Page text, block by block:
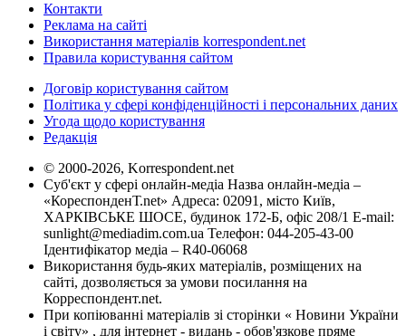
Контакти
Реклама на сайті
Використання матеріалів korrespondent.net
Правила користування сайтом
Договір користування сайтом
Політика у сфері конфіденційності і персональних даних
Угода щодо користування
Редакція
© 2000-2026, Korrespondent.net
Суб'єкт у сфері онлайн-медіа Назва онлайн-медіа –
«КореспонденТ.net» Адреса: 02091, місто Київ,
ХАРКІВСЬКЕ ШОСЕ, будинок 172-Б, офіс 208/1 E-mail:
sunlight@mediadim.com.ua Телефон: 044-205-43-00
Ідентифікатор медіа – R40-06068
Використання будь-яких матеріалів, розміщених на
сайті, дозволяється за умови посилання на
Корреспондент.net.
При копіюванні матеріалів зі сторінки « Новини України
і світу» , для інтернет - видань - обов'язкове пряме